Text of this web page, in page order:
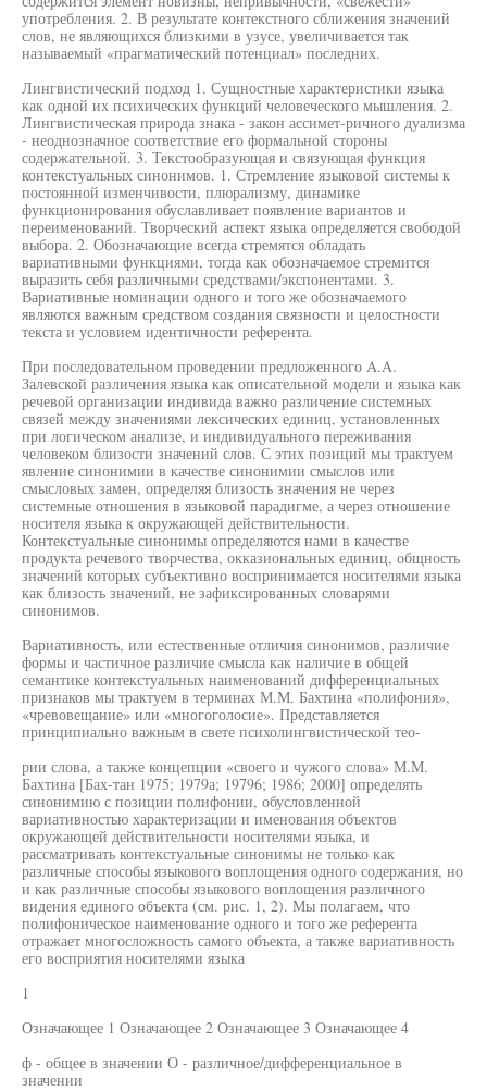
употребления. 2. В результате контекстного сближения значений
слов, не являющихся близкими в узусе, увеличивается так
называемый «прагматический потенциал» последних.
Лингвистический подход 1. Сущностные характеристики языка
как одной их психических функций человеческого мышления. 2.
Лингвистическая природа знака - закон ассимет-ричного дуализма
- неоднозначное соответствие его формальной стороны
содержательной. 3. Текстообразующая и связующая функция
контекстуальных синонимов. 1. Стремление языковой системы к
постоянной изменчивости, плюрализму, динамике
функционирования обуславливает появление вариантов и
переименований. Творческий аспект языка определяется свободой
выбора. 2. Обозначающие всегда стремятся обладать
вариативными функциями, тогда как обозначаемое стремится
выразить себя различными средствами/экспонентами. 3.
Вариативные номинации одного и того же обозначаемого
являются важным средством создания связности и целостности
текста и условием идентичности референта.
При последовательном проведении предложенного A.A.
Залевской различения языка как описательной модели и языка как
речевой организации индивида важно различение системных
связей между значениями лексических единиц, установленных
при логическом анализе, и индивидуального переживания
человеком близости значений слов. С этих позиций мы трактуем
явление синонимии в качестве синонимии смыслов или
смысловых замен, определяя близость значения не через
системные отношения в языковой парадигме, а через отношение
носителя языка к окружающей действительности.
Контекстуальные синонимы определяются нами в качестве
продукта речевого творчества, окказиональных единиц, общность
значений которых субъективно воспринимается носителями языка
как близость значений, не зафиксированных словарями
синонимов.
Вариативность, или естественные отличия синонимов, различие
формы и частичное различие смысла как наличие в общей
семантике контекстуальных наименований дифференциальных
признаков мы трактуем в терминах М.М. Бахтина «полифония»,
«чревовещание» или «многоголосие». Представляется
принципиально важным в свете психолингвистической тео-
рии слова, а также концепции «своего и чужого слова» М.М.
Бахтина [Бах-тан 1975; 1979а; 19796; 1986; 2000] определять
синонимию с позиции полифонии, обусловленной
вариативностью характеризации и именования объектов
окружающей действительности носителями языка, и
рассматривать контекстуальные синонимы не только как
различные способы языкового воплощения одного содержания, но
и как различные способы языкового воплощения различного
видения единого объекта (см. рис. 1, 2). Мы полагаем, что
полифоническое наименование одного и того же референта
отражает многосложность самого объекта, а также вариативность
его восприятия носителями языка
1
Означающее 1 Означающее 2 Означающее 3 Означающее 4
ф - общее в значении О - различное/дифференциальное в
значении